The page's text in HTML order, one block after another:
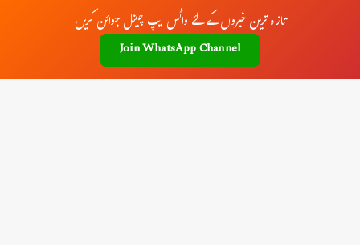
تازہ ترین خبروں کے لئے واٹس ایپ چینل جوائن کریں
Join WhatsApp Channel